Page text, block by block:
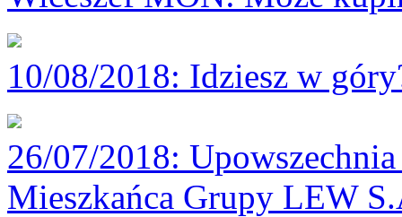
10/08/2018: Idziesz w
26/07/2018:
Mieszkańca Grupy LEW